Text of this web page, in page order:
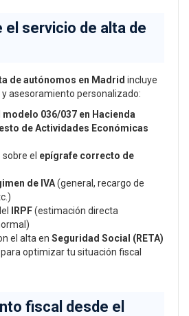
el servicio de alta de
de autónomos en Madrid incluye
asesoramiento personalizado:
modelo 036/037 en Hacienda
de Actividades Económicas
el epígrafe correcto de
de IVA(general, recargo de
IRPF(estimación directa
el alta en Seguridad Social (RETA)
optimizar tu situación fiscal
fiscal desde el